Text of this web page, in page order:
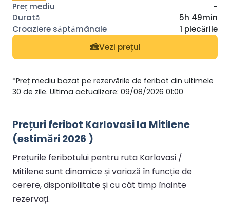
-
5h 49min
1 plecările
Vezi prețul
*Preț mediu bazat pe rezervările de feribot din ultimele
30 de zile. Ultima actualizare: 09/08/2026 01:00
Prețuri feribot Karlovasi la Mitilene
(estimări 2026 )
Prețurile feribotului pentru ruta Karlovasi /
Mitilene sunt dinamice și variază în funcție de
cerere, disponibilitate și cu cât timp înainte
rezervați.